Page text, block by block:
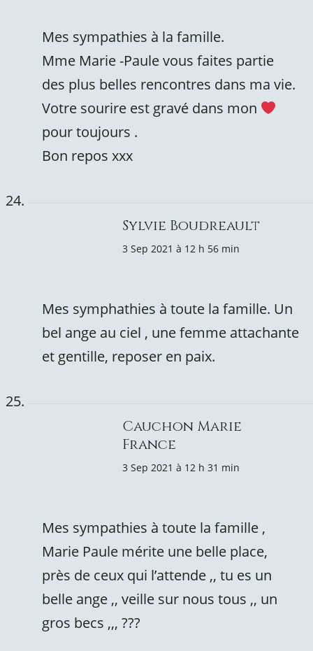
Mes sympathies à la famille.
Mme Marie -Paule vous faites partie
des plus belles rencontres dans ma vie.
Votre sourire est gravé dans mon
pour toujours .
Bon repos xxx
Sylvie Boudreault
3 Sep 2021 à 12 h 56 min
Mes symphathies à toute la famille. Un
bel ange au ciel , une femme attachante
et gentille, reposer en paix.
Cauchon Marie
France
3 Sep 2021 à 12 h 31 min
Mes sympathies à toute la famille ,
Marie Paule mérite une belle place,
près de ceux qui l’attende ,, tu es un
belle ange ,, veille sur nous tous ,, un
gros becs ,,, ???